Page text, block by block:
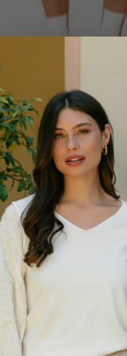
202299
202299 Nautic Blue
eine angenehme
Blue verleihen der
und